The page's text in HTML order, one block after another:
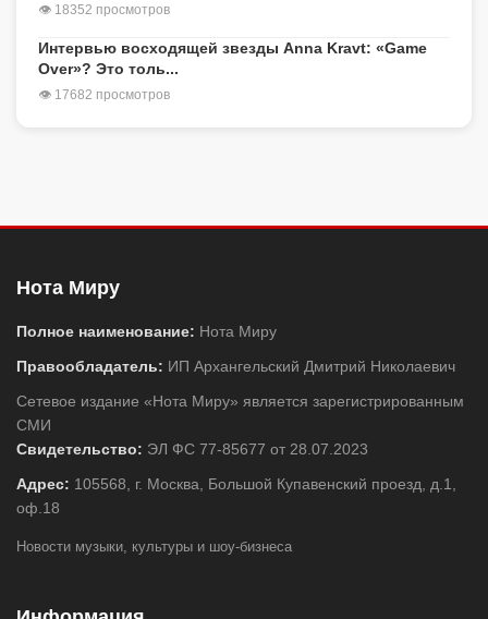
👁 18352 просмотров
Интервью восходящей звезды Anna Kravt: «Game
Over»? Это толь...
👁 17682 просмотров
Нота Миру
Полное наименование: Нота Миру
Правообладатель: ИП Архангельский Дмитрий Николаевич
Сетевое издание «Нота Миру» является зарегистрированным
СМИ
Свидетельство: ЭЛ ФС 77-85677 от 28.07.2023
Адрес: 105568, г. Москва, Большой Купавенский проезд, д.1,
оф.18
Новости музыки, культуры и шоу-бизнеса